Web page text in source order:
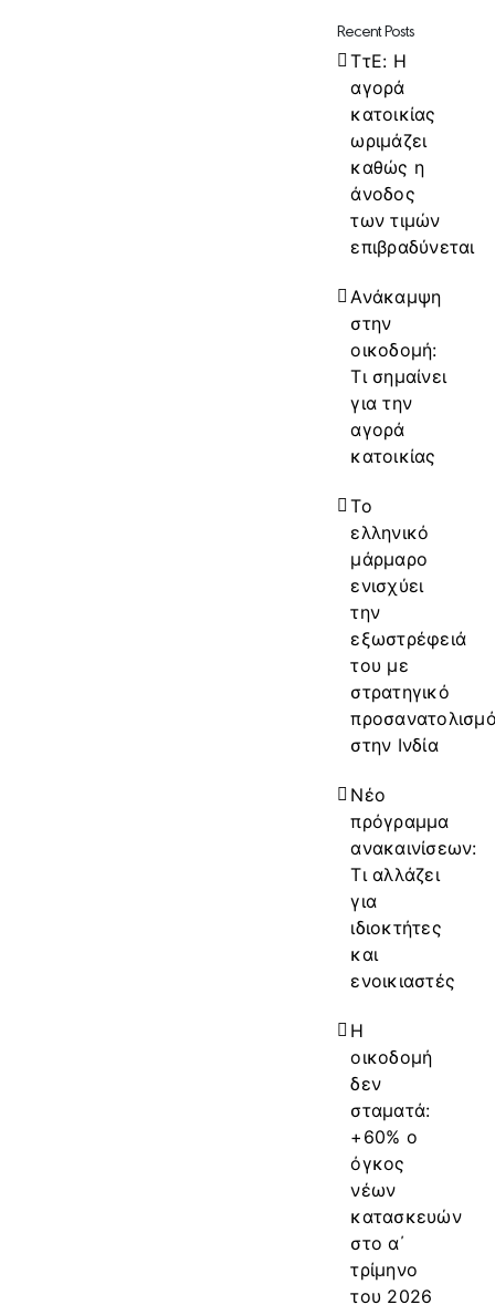
Recent Posts
ΤτΕ: Η
αγορά
κατοικίας
ωριμάζει
καθώς η
άνοδος
των τιμών
επιβραδύνεται
Ανάκαμψη
στην
οικοδομή:
Τι σημαίνει
για την
αγορά
κατοικίας
Το
ελληνικό
μάρμαρο
ενισχύει
την
εξωστρέφειά
του με
στρατηγικό
στην Ινδία
Νέο
πρόγραμμα
ανακαινίσεων:
Τι αλλάζει
για
ιδιοκτήτες
και
ενοικιαστές
Η
οικοδομή
δεν
σταματά:
+60% ο
όγκος
νέων
κατασκευών
στο α΄
τρίμηνο
του 2026